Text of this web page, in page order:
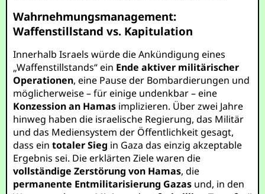
Wahrnehmungsmanagement:
Waffenstillstand vs. Kapitulation
Innerhalb Israels würde die Ankündigung eines
„Waffenstillstands“ ein Ende aktiver militärischer
Operationen, eine Pause der Bombardierungen und
möglicherweise – für einige undenkbar – eine
Konzession an Hamas implizieren. Über zwei Jahre
hinweg haben die israelische Regierung, das Militär
und das Mediensystem der Öffentlichkeit gesagt,
dass eintotaler Sieg in Gaza das einzig akzeptable
Ergebnis sei. Die erklärten Ziele waren die
vollständige Zerstörung von Hamas, die
permanente Entmilitarisierung Gazas und, in den